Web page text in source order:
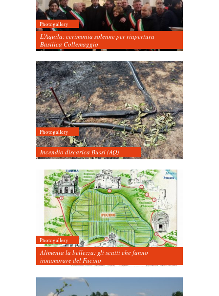
Photogallery
L’Aquila: cerimonia solenne per riapertura
Basilica Collemaggio
Photogallery
Incendio discarica Bussi (AQ)
Photogallery
Alimenta la bellezza: gli scatti che fanno
innamorare del Fucino